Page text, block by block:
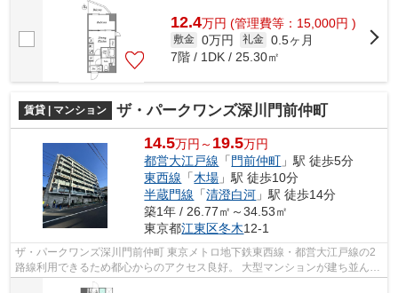
12.4万円 (管理費等：15,000円 )
敷金 0万円 礼金 0.5ヶ月
7階 / 1DK / 25.30㎡
賃貸 | マンション ザ・パークワンズ深川門前仲町
14.5万円～ 19.5万円
都営大江戸線 「 門前仲町 」駅 徒歩5分
東西線 「木場 」駅 徒歩10分
半蔵門線 「清澄白河 」駅 徒歩14分
築1年 / 26.77㎡～34.53㎡
東京都江東区冬木12-1
ザ・パークワンズ深川門前仲町 東京メトロ地下鉄東西線・都営大江戸線の2
路線利用できるため都心からのアクセス良好。 大型マンションが建ち並んで
いますが、大通り以外は古びた戸建...